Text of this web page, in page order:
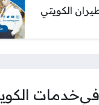
الكويتي
فيخدمات